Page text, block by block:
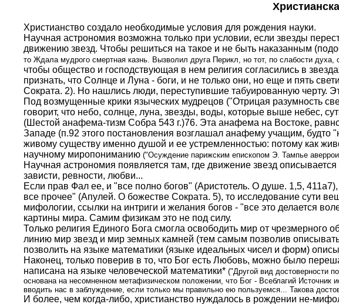
Христианство создало необходимые условия для рождения науки.
Научная астрономия возможна только при условии, если звезды
движению звезд. Чтобы решиться на такое и не быть наказанным
то Ждала мудрого смертная казнь. Вызволил друга Перикл, но тот, по слабости
чтобы общество и господствующая в нем религия согласились в
признать, что Солнце и Луна - боги, и не только они, но еще и пять
Сократа. 2). Но нашлись люди, переступившие табуированную черту.
Под возмущенные крики языческих мудрецов ("Отрицая разумность
говорит, что небо, солнце, луна, звезды, воды, которые выше небес,
(Шестой анафема-тизм Собра 543 г.)76. Эта анафема на Востоке,
Западе (п.92 этого постановления возглашал анафему учащим,
живому существу именно душой и ее устремленностью: потому как
научному миропониманию ("Осуждение парижским епископом Э. Тампье
Научная астрономия появляется там, где движение звезд
зависти, ревности, любви...
Если прав Фал ее, и "все полно богов" (Аристотель. О душе. 1,5,
все прочее" (Апулей. О божестве Сократа. 5), то исследование сути
мифологии, ссылки на интриги и желания богов - "все это делается
картины мира. Самим физикам это не под силу.
Только религия Единого Бога смогла освободить мир от чрезмерного
линию мир звезд и мир земных камней (тем самым позволив
позволить на языке математики (языке идеальных чисел и форм)
Наконец, только поверив в то, что Бог есть Любовь, можно было
написана на языке человеческой математики* ("Другой вид достоверности
основана на несомненном метафизическом положении, что Бог - Всеблагий
вводить нас в заблуждение, если только мы правильно ею пользуемся... Такова
И более, чем когда-либо, христианство нуждалось в рождении не-